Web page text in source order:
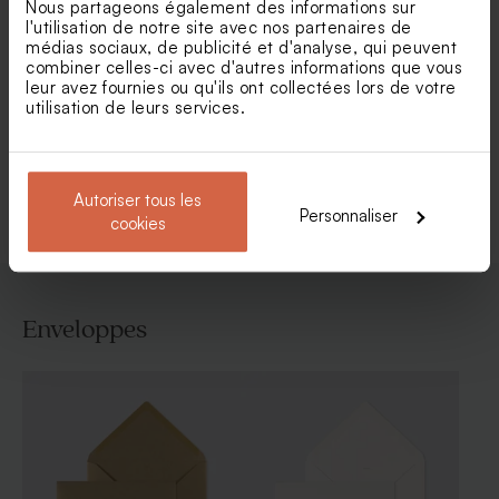
Nous partageons également des informations sur
l'utilisation de notre site avec nos partenaires de
médias sociaux, de publicité et d'analyse, qui peuvent
combiner celles-ci avec d'autres informations que vous
leur avez fournies ou qu'ils ont collectées lors de votre
utilisation de leurs services.
Autoriser tous les
cookies
Personnaliser
Faire part naissance rond
floral et calque
Faire part naissance avec
photo et dorure
Voir toute la collection Faire-part naissance
Enveloppes